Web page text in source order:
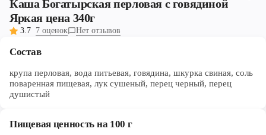
Коряжма
Рыбинск
Каша Богатырская перловая с говядиной
Яркая цена 340г
3.7 7 оценок Нет отзывов
Состав
крупа перловая, вода питьевая, говядина, шкурка свиная, соль
поваренная пищевая, лук сушеный, перец черный, перец
душистый
Пищевая ценность на 100 г